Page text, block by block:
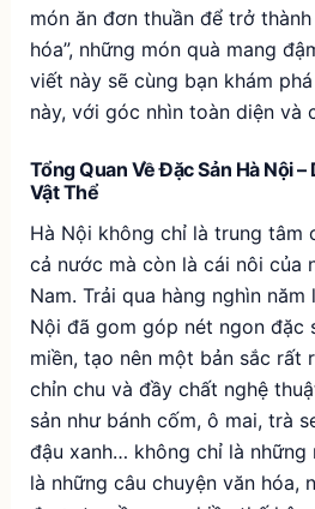
món ăn đơn thuần để trở
hóa”, những món quà mang
viết này sẽ cùng bạn khám
này, với góc nhìn toàn diện và
Tổng Quan Về Đặc Sản Hà Nội –
Vật Thể
Hà Nội không chỉ là trung tâm
cả nước mà còn là cái nôi của
Nam. Trải qua hàng nghìn
Nội đã gom góp nét ngon đặc
miền, tạo nên một bản sắc rất
chỉn chu và đầy chất nghệ
sản như bánh cốm, ô mai, trà
đậu xanh… không chỉ là những
là những câu chuyện văn hóa,